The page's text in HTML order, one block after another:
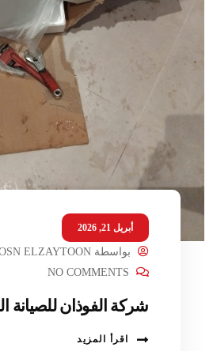
أبريل 21, 2026
بواسطةELZAYTOON
NO COMMENTS
شركة الفوذان للصيانة
اقرأ المزيد